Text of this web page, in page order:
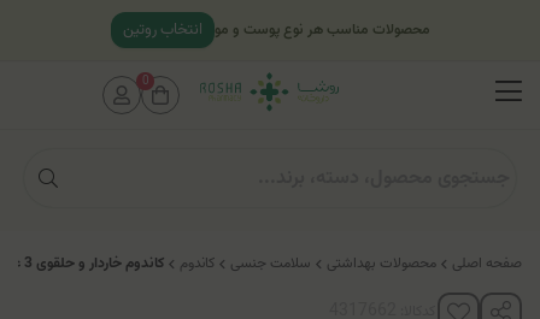
صفحه اصلی محصولات بهداشتی سلامت جنسی کاندوم کاندوم خاردار و حلقوی 3 عددی کاپوت (مدل 7Hot Time)
محصولات مناسب هر نوع پوست و مو انتخاب روتین
0